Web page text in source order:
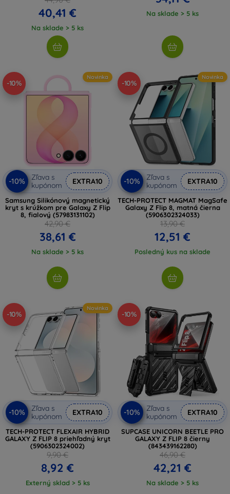
40,41 €
Na sklade > 5 ks
Na sklade > 5 ks
-10%
Novinka
-10%
Zľava s
kupónom
EXTRA10
Samsung Silikónový magnetický
kryt s krúžkom pre Galaxy Z Flip
8, fialový (57983131102)
42,90 €
38,61 €
Na sklade > 5 ks
-10%
Novinka
-10%
Zľava s
kupónom
EXTRA10
TECH-PROTECT MAGMAT MagSafe
Galaxy Z Flip 8, matná čierna
(5906302324033)
13,90 €
12,51 €
Posledný kus na sklade
-10%
Novinka
-10%
Zľava s
kupónom
EXTRA10
TECH-PROTECT FLEXAIR HYBRID
GALAXY Z FLIP 8 priehľadný kryt
(5906302324002)
9,90 €
8,92 €
Externý sklad > 5 ks
-10%
-10%
Zľava s
kupónom
EXTRA10
SUPCASE UNICORN BEETLE PRO
GALAXY Z FLIP 8 čierny
(843439162280)
46,90 €
42,21 €
Na sklade > 5 ks